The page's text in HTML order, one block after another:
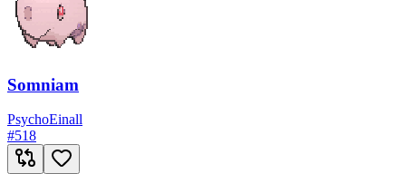
Somniam
PsychoEinall
#518